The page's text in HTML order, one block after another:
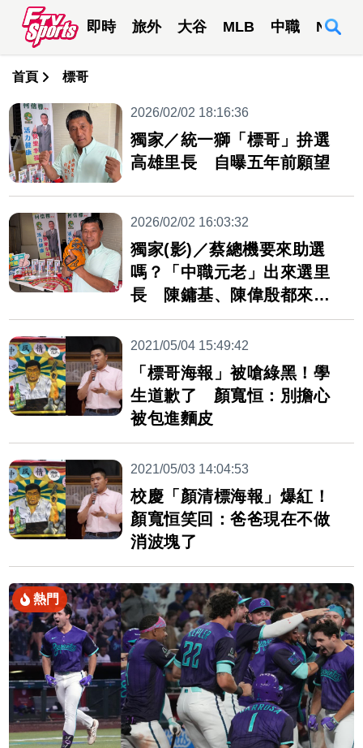
即時 旅外 大谷 MLB 中職 NBA
首頁 標哥
2026/02/02 18:16:36
獨家／統一獅「標哥」拚選
高雄里長 自曝五年前願望
2026/02/02 16:03:32
獨家(影)／蔡總機要來助選
嗎？「中職元老」出來選里
長 陳鏞基、陳偉殷都來自
這里
2021/05/04 15:49:42
「標哥海報」被嗆綠黑！學
生道歉了 顏寬恒：別擔心
被包進麵皮
2021/05/03 14:04:53
校慶「顏清標海報」爆紅！
顏寬恒笑回：爸爸現在不做
消波塊了
熱門